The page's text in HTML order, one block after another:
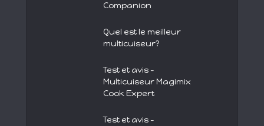
Companion
Quel est le meilleur
multicuiseur?
Test et avis –
Multicuiseur Magimix
Cook Expert
Test et avis –